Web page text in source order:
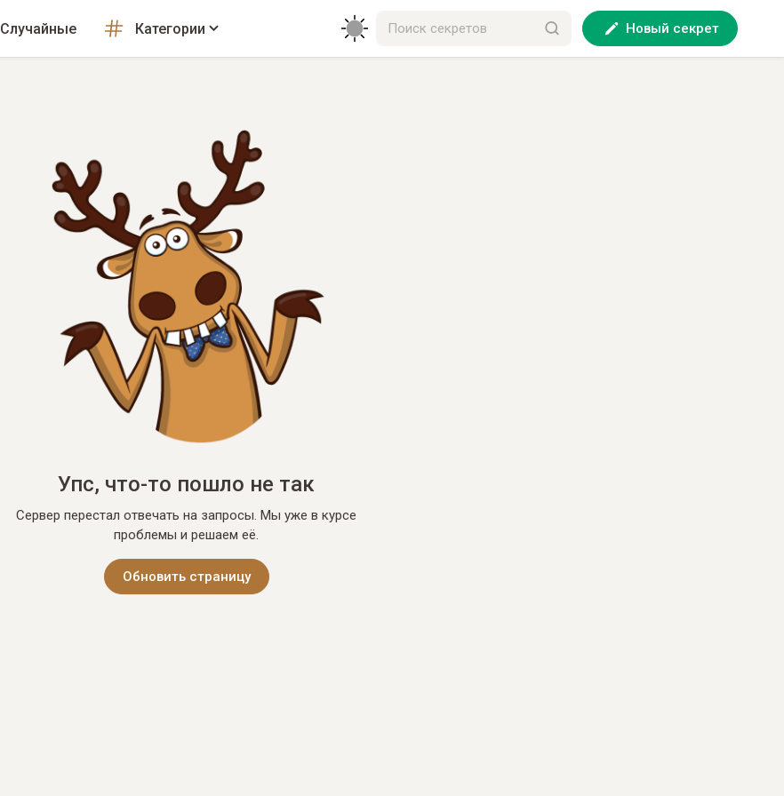
Случайные Категории Новый секрет
Упс, что-то пошло не так
Сервер перестал отвечать на запросы. Мы уже в курсе
проблемы и решаем её.
Обновить страницу